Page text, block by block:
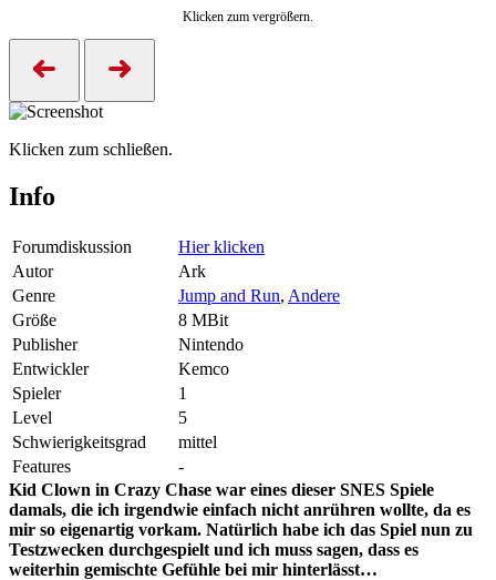
Klicken zum vergrößern.
Klicken zum schließen.
Info
Forumdiskussion
Hier klicken
Autor
Ark
Genre
Jump and Run, Andere
Größe
8 MBit
Publisher
Nintendo
Entwickler
Kemco
Spieler
1
Level
5
Schwierigkeitsgrad
mittel
Features
-
Kid Clown in Crazy Chase war eines dieser SNES Spiele
damals, die ich irgendwie einfach nicht anrühren wollte, da es
mir so eigenartig vorkam. Natürlich habe ich das Spiel nun zu
Testzwecken durchgespielt und ich muss sagen, dass es
weiterhin gemischte Gefühle bei mir hinterlässt…